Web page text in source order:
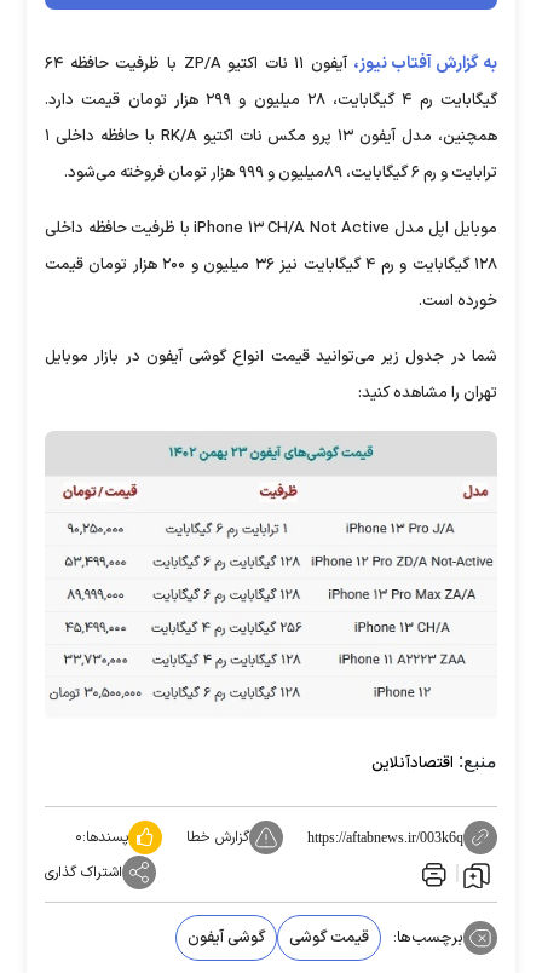
به گزارش آفتاب نیوز،
آیفون ۱۱ نات اکتیو ZP/A با ظرفیت حافظه ۶۴
گیگابایت رم ۴ گیگابایت، ۲۸ میلیون و ۲۹۹ هزار تومان قیمت دارد.
همچنین، مدل آیفون ۱۳ پرو مکس نات اکتیو RK/A با حافظه داخلی ۱
ترابایت و رم ۶ گیگابایت، ۸۹میلیون و ۹۹۹ هزار تومان فروخته می‌شود.
موبایل اپل مدل iPhone ۱۳ CH/A Not Active با ظرفیت حافظه داخلی
۱۲۸ گیگابایت و رم ۴ گیگابایت نیز ۳۶ میلیون و ۲۰۰ هزار تومان قیمت
خورده است.
شما در جدول زیر می‌توانید قیمت انواع گوشی آیفون در بازار موبایل
تهران را مشاهده کنید:
منبع: اقتصادآنلاین
https://aftabnews.ir/003k6q گزارش خطا پسندها:۰
اشتراک گذاری
برچسب‌ها: قیمت گوشی گوشی آیفون